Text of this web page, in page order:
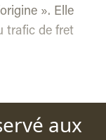
». Elle
trafic de fret
aux